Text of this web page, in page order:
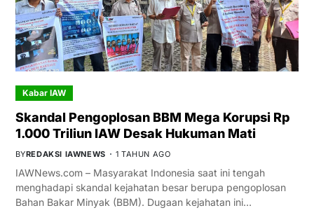
Kabar IAW
Skandal Pengoplosan BBM Mega Korupsi Rp
1.000 Triliun IAW Desak Hukuman Mati
BYREDAKSI IAWNEWS 1 TAHUN AGO
IAWNews.com – Masyarakat Indonesia saat ini tengah
menghadapi skandal kejahatan besar berupa pengoplosan
Bahan Bakar Minyak (BBM). Dugaan kejahatan ini…